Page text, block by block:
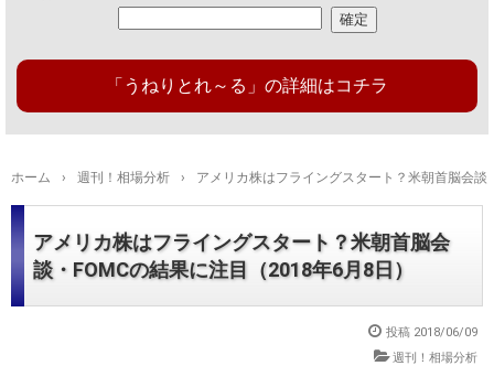
「うねりとれ～る」の詳細はコチラ
ホーム › 週刊！相場分析 › アメリカ株はフライングスタート？米朝首脳会
アメリカ株はフライングスタート？米朝首脳会
談・FOMCの結果に注目（2018年6月8日）
投稿 2018/06/09
週刊！相場分析